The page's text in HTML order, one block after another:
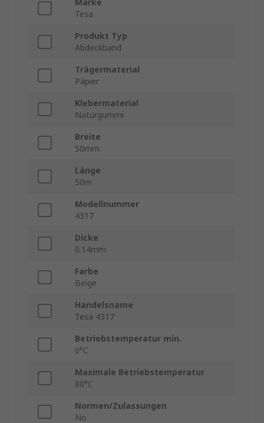
Marke
Tesa
Produkt Typ
Abdeckband
Trägermaterial
Papier
Klebermaterial
Naturgummi
Breite
50mm
Länge
50m
Modellnummer
4317
Dicke
0.14mm
Farbe
Beige
Handelsname
Tesa 4317
Betriebstemperatur min.
0°C
Maximale Betriebstemperatur
80°C
Normen/Zulassungen
No